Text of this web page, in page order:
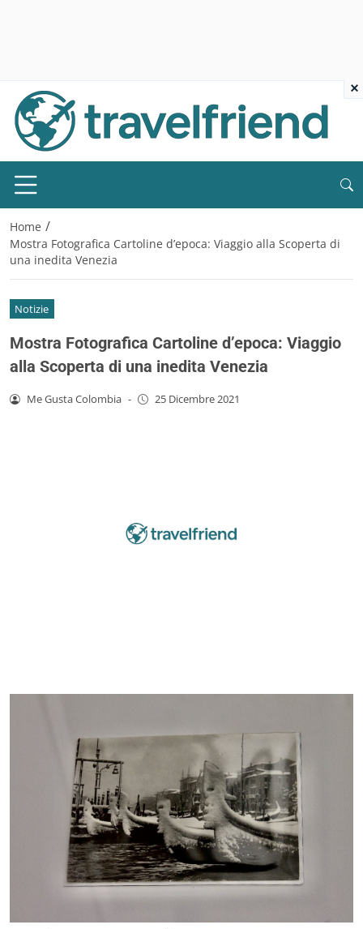
Home /
Mostra Fotografica Cartoline d’epoca: Viaggio alla Scoperta di
una inedita Venezia
Notizie
Mostra Fotografica Cartoline d’epoca: Viaggio
alla Scoperta di una inedita Venezia
Me Gusta Colombia - 25 Dicembre 2021
×